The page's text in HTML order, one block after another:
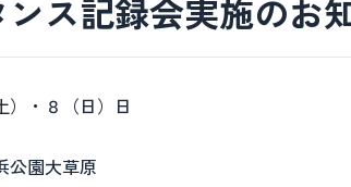
ンス記録会実施のお
）・８（日）日
公園大草原